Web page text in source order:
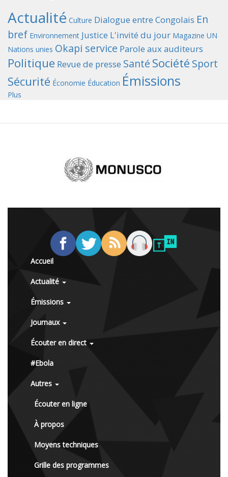
Actualité Culture Dialogue entre Congolais En
bref Environnement Justice L'invité du jour Magazine UN
Nations unies Okapi service Parole aux auditeurs
Politique Revue de presse Santé Société Sport
Sécurité Économie Éducation Émissions
Plus
Accueil
Actualité
Émissions
Journaux
Écouter en direct
#Ebola
Autres
Écouter en ligne
À propos
Moyens techniques
Grille des programmes